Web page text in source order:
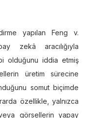
yapılan Feng v.
zekâ aracılığıyla
olduğunu iddia etmiş
üretim sürecine
somut biçimde
özellikle, yalnızca
görsellerin yapay